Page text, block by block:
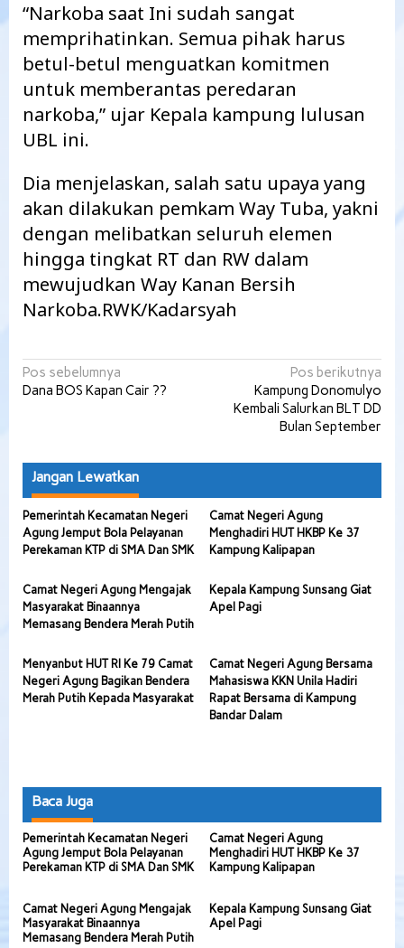
“Narkoba saat Ini sudah sangat
memprihatinkan. Semua pihak harus
betul-betul menguatkan komitmen
untuk memberantas peredaran
narkoba,” ujar Kepala kampung lulusan
UBL ini.
Dia menjelaskan, salah satu upaya yang
akan dilakukan pemkam Way Tuba, yakni
dengan melibatkan seluruh elemen
hingga tingkat RT dan RW dalam
mewujudkan Way Kanan Bersih
Narkoba.RWK/Kadarsyah
Navigasi
pos
Pos sebelumnya
Dana BOS Kapan Cair ??
Pos berikutnya
Kampung Donomulyo
Kembali Salurkan BLT DD
Bulan September
Jangan Lewatkan
Pemerintah Kecamatan Negeri
Agung Jemput Bola Pelayanan
Perekaman KTP di SMA Dan SMK
Camat Negeri Agung
Menghadiri HUT HKBP Ke 37
Kampung Kalipapan
Camat Negeri Agung Mengajak
Masyarakat Binaannya
Memasang Bendera Merah Putih
Kepala Kampung Sunsang Giat
Apel Pagi
Menyanbut HUT RI Ke 79 Camat
Negeri Agung Bagikan Bendera
Merah Putih Kepada Masyarakat
Camat Negeri Agung Bersama
Mahasiswa KKN Unila Hadiri
Rapat Bersama di Kampung
Bandar Dalam
Baca Juga
Pemerintah Kecamatan Negeri
Agung Jemput Bola Pelayanan
Perekaman KTP di SMA Dan SMK
Camat Negeri Agung
Menghadiri HUT HKBP Ke 37
Kampung Kalipapan
Camat Negeri Agung Mengajak
Masyarakat Binaannya
Memasang Bendera Merah Putih
Kepala Kampung Sunsang Giat
Apel Pagi